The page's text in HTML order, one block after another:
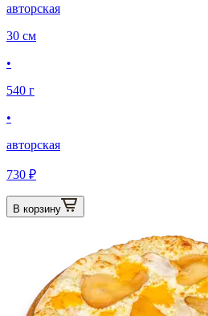
авторская
30 см
•
540 г
•
авторская
730 ₽
В корзину